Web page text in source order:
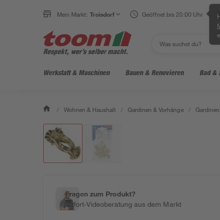
Mein Markt: Troisdorf Geöffnet bis 20:00 Uhr
Werkstatt & Maschinen Bauen & Renovieren Bad &
/ Wohnen & Haushalt / Gardinen & Vorhänge /
Fragen zum Produkt?
Sofort-Videoberatung aus dem Markt